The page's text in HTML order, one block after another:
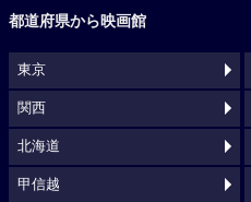
都道府県から映画館
東京
関西
北海道
甲信越